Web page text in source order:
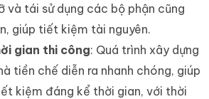
và tái sử dụng các bộ phận cũng
giúp tiết kiệm tài nguyên.
gian thi công: Quá trình xây dựng
tiền chế diễn ra nhanh chóng, giúp
kiệm đáng kể thời gian, với thời